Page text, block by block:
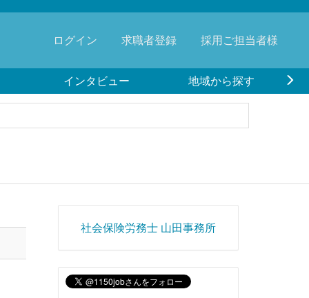
ログイン 求職者登録 採用ご担当者様
インタビュー 地域から探す
社会保険労務士 山田事務所